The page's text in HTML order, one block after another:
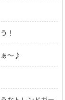
！
ぁ～♪